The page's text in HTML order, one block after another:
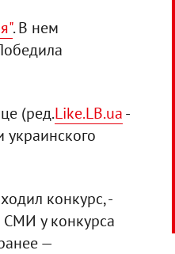
. В нем
(ред.Like.LB.ua-
конкурс, -
СМИ у конкурса
—